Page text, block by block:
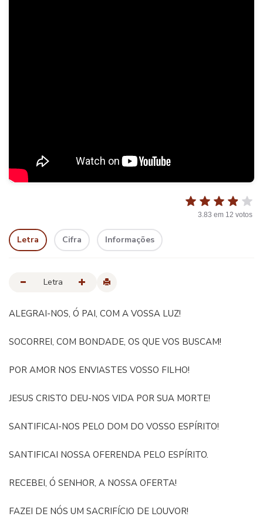
3.83 em 12 votos
Letra Cifra Informações
Letra
ALEGRAI-NOS, Ó PAI, COM A VOSSA LUZ!
SOCORREI, COM BONDADE, OS QUE VOS BUSCAM!
POR AMOR NOS ENVIASTES VOSSO FILHO!
JESUS CRISTO DEU-NOS VIDA POR SUA MORTE!
SANTIFICAI-NOS PELO DOM DO VOSSO ESPÍRITO!
SANTIFICAI NOSSA OFERENDA PELO ESPÍRITO.
RECEBEI, Ó SENHOR, A NOSSA OFERTA!
FAZEI DE NÓS UM SACRIFÍCIO DE LOUVOR!